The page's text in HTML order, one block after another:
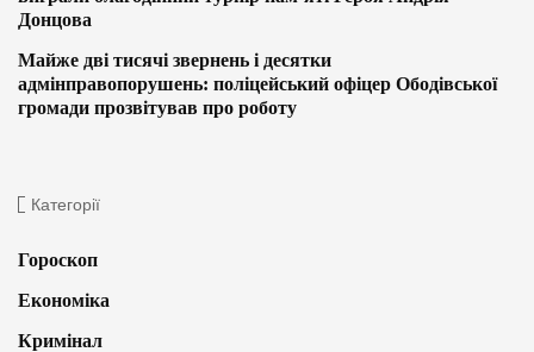
Донцова
Майже дві тисячі звернень і десятки
адмінправопорушень: поліцейський офіцер Ободівської
громади прозвітував про роботу
Категорії
Гороскоп
Економіка
Кримінал